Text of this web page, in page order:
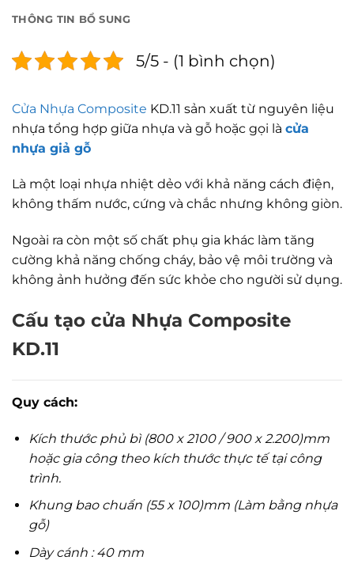
THÔNG TIN BỔ SUNG
5/5 - (1 bình chọn)
Cửa Nhựa Composite KD.11 sản xuất từ nguyên liệu
nhựa tổng hợp giữa nhựa và gỗ hoặc gọi là cửa
nhựa giả gỗ
Là một loại nhựa nhiệt dẻo với khả năng cách điện,
không thấm nước, cứng và chắc nhưng không giòn.
Ngoài ra còn một số chất phụ gia khác làm tăng
cường khả năng chống cháy, bảo vệ môi trường và
không ảnh hưởng đến sức khỏe cho người sử dụng.
Cấu tạo cửa Nhựa Composite
KD.11
Quy cách:
Kích thước phủ bì (800 x 2100 / 900 x 2.200)mm
hoặc gia công theo kích thước thực tế tại công
trình.
Khung bao chuẩn (55 x 100)mm (Làm bằng nhựa
gỗ)
Dày cánh : 40 mm